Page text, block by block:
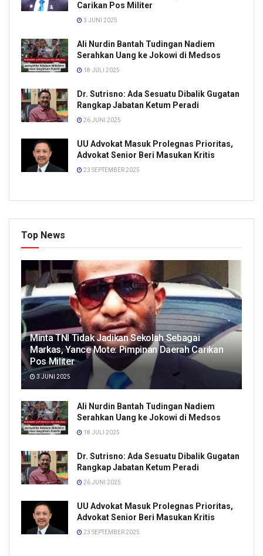
Carikan Pos Militer
3 JUNI 2025
Ali Nurdin Bantah Tudingan Nadiem
Serahkan Uang ke Jokowi di Medsos
18 JULI 2025
Dr. Sutrisno: Ada Sesuatu Dibalik Gugatan
Rangkap Jabatan Ketum Peradi
26 JUNI 2025
UU Advokat Masuk Prolegnas Prioritas,
Advokat Senior Beri Masukan Kritis
23 SEPTEMBER 2025
Top News
Minta TNI Tidak Jadikan Sekolah Sebagai
Markas, Yance Mote: Pimpinan Daerah Carikan
Pos Militer
3 JUNI 2025
Ali Nurdin Bantah Tudingan Nadiem
Serahkan Uang ke Jokowi di Medsos
18 JULI 2025
Dr. Sutrisno: Ada Sesuatu Dibalik Gugatan
Rangkap Jabatan Ketum Peradi
26 JUNI 2025
UU Advokat Masuk Prolegnas Prioritas,
Advokat Senior Beri Masukan Kritis
23 SEPTEMBER 2025